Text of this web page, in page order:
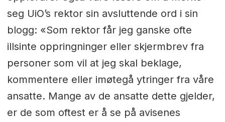
seg UiO’s rektor sin avsluttende ord i sin
blogg: «Som rektor får jeg ganske ofte
illsinte oppringninger eller skjermbrev fra
personer som vil at jeg skal beklage,
kommentere eller imøtegå ytringer fra våre
ansatte. Mange av de ansatte dette gjelder,
er de som oftest er å se på avisenes